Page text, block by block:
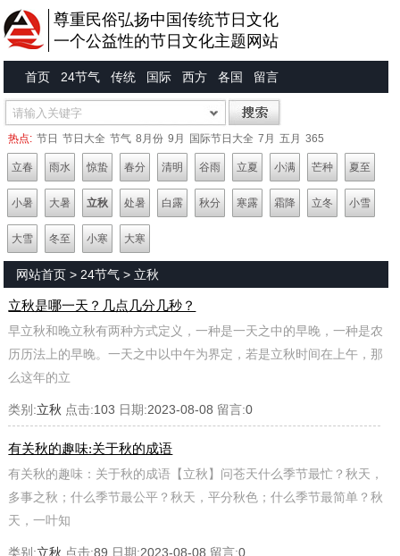
尊重民俗弘扬中国传统节日文化
一个公益性的节日文化主题网站
首页 24节气 传统 国际 西方 各国 留言
热点: 节日 节日大全 节气 8月份 9月 国际节日大全 7月 五月 365
立春 雨水 惊蛰 春分 清明 谷雨 立夏 小满 芒种 夏至
小暑 大暑 立秋 处暑 白露 秋分 寒露 霜降 立冬 小雪
大雪 冬至 小寒 大寒
网站首页 > 24节气 > 立秋
立秋是哪一天？几点几分几秒？
早立秋和晚立秋有两种方式定义，一种是一天之中的早晚，一种是农
历历法上的早晚。一天之中以中午为界定，若是立秋时间在上午，那
么这年的立
类别:立秋 点击:103 日期:2023-08-08 留言:0
有关秋的趣味:关于秋的成语
有关秋的趣味：关于秋的成语【立秋】问苍天什么季节最忙？秋天，
多事之秋；什么季节最公平？秋天，平分秋色；什么季节最简单？秋
天，一叶知
类别:立秋 点击:89 日期:2023-08-08 留言:0